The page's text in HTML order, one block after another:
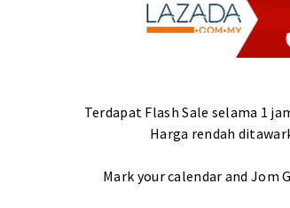
Terdapat Flash Sale selama 1
Harga rendah
Mark your calendar and Jom